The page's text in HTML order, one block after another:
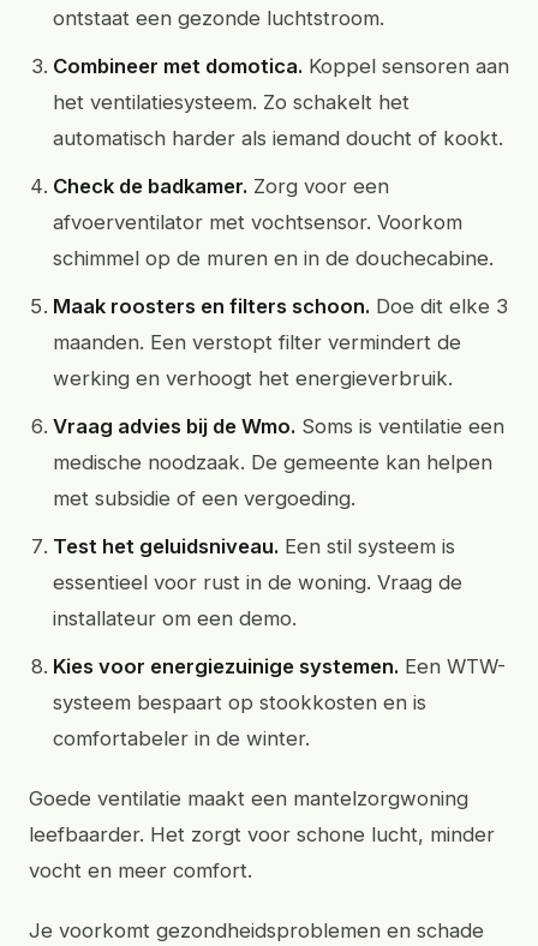
ontstaat een gezonde luchtstroom.
Combineer met domotica. Koppel sensoren aan
het ventilatiesysteem. Zo schakelt het
automatisch harder als iemand doucht of kookt.
Check de badkamer. Zorg voor een
afvoerventilator met vochtsensor. Voorkom
schimmel op de muren en in de douchecabine.
Maak roosters en filters schoon. Doe dit elke 3
maanden. Een verstopt filter vermindert de
werking en verhoogt het energieverbruik.
Vraag advies bij de Wmo. Soms is ventilatie een
medische noodzaak. De gemeente kan helpen
met subsidie of een vergoeding.
Test het geluidsniveau. Een stil systeem is
essentieel voor rust in de woning. Vraag de
installateur om een demo.
Kies voor energiezuinige systemen. Een WTW-
systeem bespaart op stookkosten en is
comfortabeler in de winter.
Goede ventilatie maakt een mantelzorgwoning
leefbaarder. Het zorgt voor schone lucht, minder
vocht en meer comfort.
Je voorkomt gezondheidsproblemen en schade